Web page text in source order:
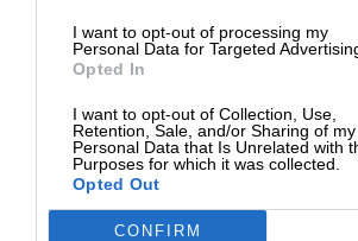
I want to opt-out of processing my
Personal Data for Targeted
Opted In
I want to opt-out of Collection, Use,
Retention, Sale, and/or Sharing of my
Personal Data that Is Unrelated with
Purposes for which it was collected.
Opted Out
CONFIRM
doliczany do ceny towaru.